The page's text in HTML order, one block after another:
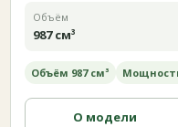
Объём
987 см³
Объём 987 см³
О модели